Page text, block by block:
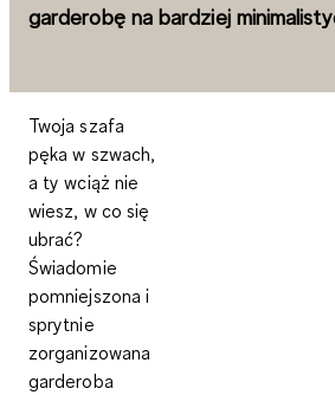
garderobę na bardziej
Twoja szafa
pęka w szwach,
a ty wciąż nie
wiesz, w co się
ubrać?
Świadomie
pomniejszona i
sprytnie
zorganizowana
garderoba